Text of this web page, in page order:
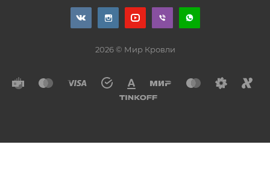
2026 © Мир Кровли